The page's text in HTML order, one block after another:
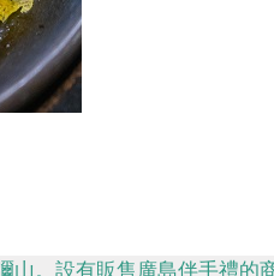
山。設有販售廣島伴手禮的